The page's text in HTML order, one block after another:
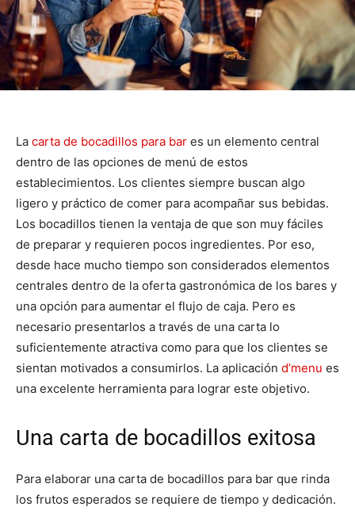
La carta de bocadillos para bar es un elemento central
dentro de las opciones de menú de estos
establecimientos. Los clientes siempre buscan algo
ligero y práctico de comer para acompañar sus bebidas.
Los bocadillos tienen la ventaja de que son muy fáciles
de preparar y requieren pocos ingredientes. Por eso,
desde hace mucho tiempo son considerados elementos
centrales dentro de la oferta gastronómica de los bares y
una opción para aumentar el flujo de caja. Pero es
necesario presentarlos a través de una carta lo
suficientemente atractiva como para que los clientes se
sientan motivados a consumirlos. La aplicación d’menu es
una excelente herramienta para lograr este objetivo.
Una carta de bocadillos exitosa
Para elaborar una carta de bocadillos para bar que rinda
los frutos esperados se requiere de tiempo y dedicación.